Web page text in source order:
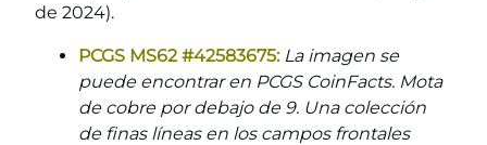
de 2024).
PCGS MS62 #42583675: La imagen se
puede encontrar en PCGS CoinFacts. Mota
de cobre por debajo de 9. Una colección
de finas líneas en los campos frontales